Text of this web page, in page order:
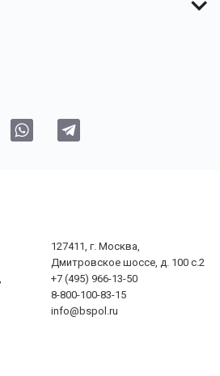
127411, г. Москва,
Дмитровское шоссе, д. 100 с.2
+7 (495) 966-13-50
8-800-100-83-15
info@bspol.ru